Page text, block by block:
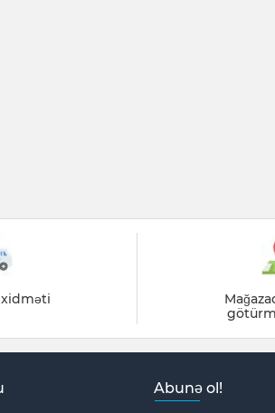
xidməti
Abunə ol!